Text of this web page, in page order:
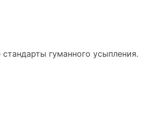
гуманного усыпления.